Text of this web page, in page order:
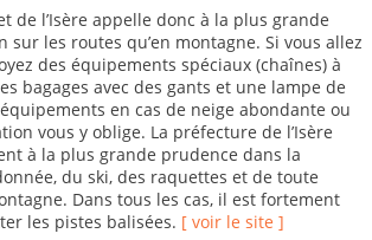
de l’Isère appelle donc à la plus grande
sur les routes qu’en montagne. Si vous allez
des équipements spéciaux (chaînes) à
bagages avec des gants et une lampe de
en cas de neige abondante ou
vous y oblige. La préfecture de l’Isère
à la plus grande prudence dans la
du ski, des raquettes et de toute
Dans tous les cas, il est fortement
les pistes balisées. [ voir le site ]